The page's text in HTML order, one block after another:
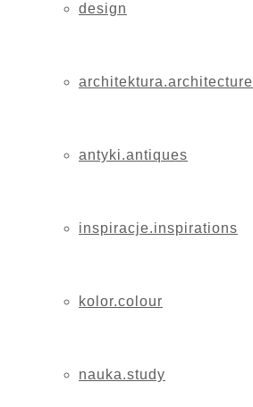
design
architektura.architecture
antyki.antiques
inspiracje.inspirations
kolor.colour
nauka.study